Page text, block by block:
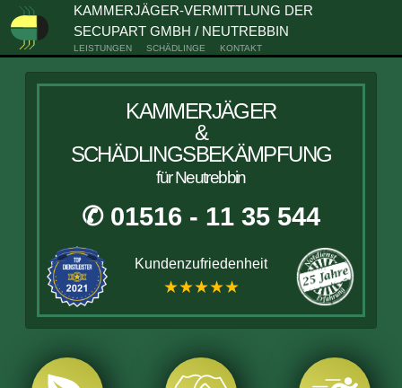
KAMMERJÄGER-VERMITTLUNG DER
SECUPART GMBH / NEUTREBBIN
LEISTUNGEN SCHÄDLINGE KONTAKT
KAMMERJÄGER
&
SCHÄDLINGSBEKÄMPFUNG
für Neutrebbin
✆ 01516 - 11 35 544
Kundenzufriedenheit
★★★★★